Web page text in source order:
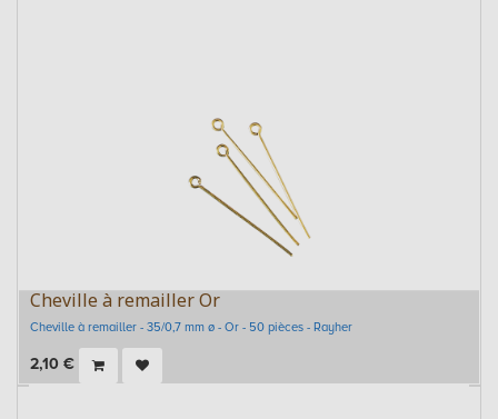
Cheville à remailler Or
Cheville à remailler - 35/0,7 mm ø - Or - 50 pièces - Rayher
2,10 €